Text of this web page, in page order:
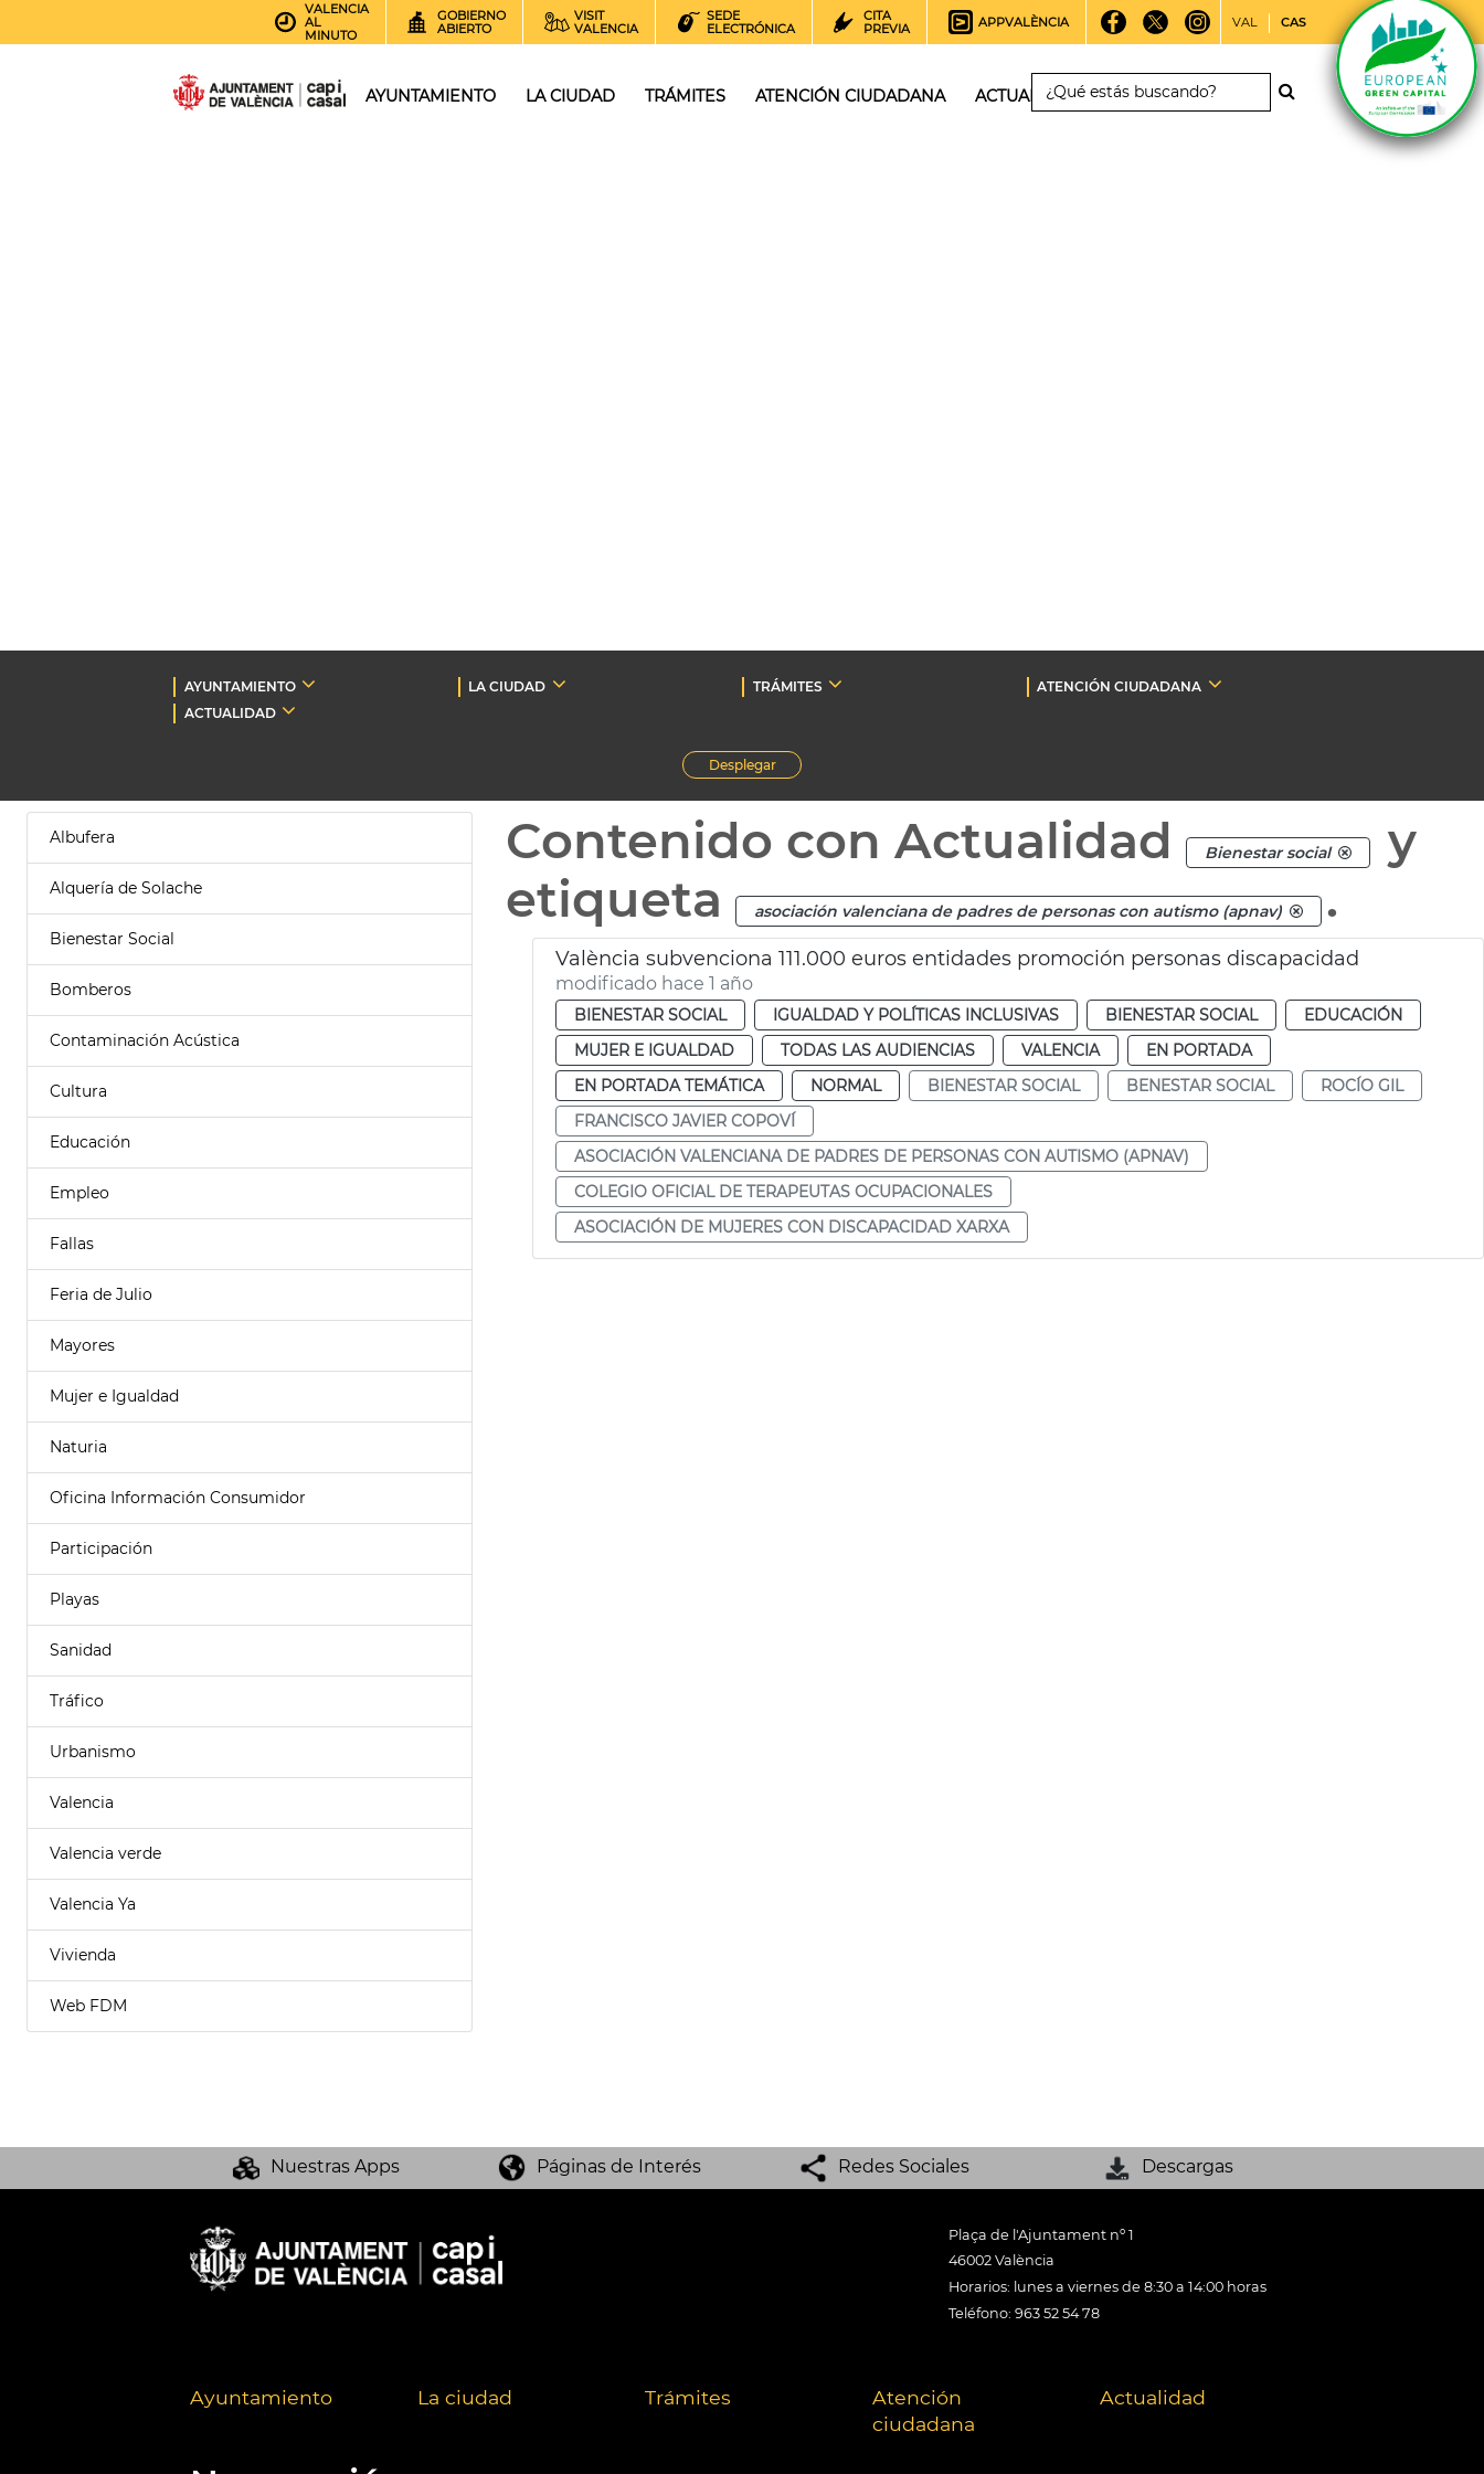
VALENCIA
AL
MINUTO
GOBIERNO
ABIERTO
VISIT
VALENCIA
SEDE
ELECTRÓNICA
CITA
PREVIA
APPVALÈNCIA VAL CAS
AYUNTAMIENTO LA CIUDAD TRÁMITES ATENCIÓN CIUDADANA ACTUALIDAD
AYUNTAMIENTO LA CIUDAD TRÁMITES
ATENCIÓN CIUDADANA
ACTUALIDAD
Desplegar
Albufera
Alquería de Solache
Bienestar Social
Bomberos
Contaminación Acústica
Cultura
Educación
Empleo
Fallas
Feria de Julio
Mayores
Mujer e Igualdad
Naturia
Oficina Información Consumidor
Participación
Playas
Sanidad
Tráfico
Urbanismo
Valencia
Valencia verde
Valencia Ya
Vivienda
Web FDM
Contenido con Actualidad Bienestar social
y
etiqueta
asociación valenciana de padres de personas con autismo (apnav) .
València subvenciona 111.000 euros entidades promoción personas discapacidad
modificado hace 1 año
BIENESTAR SOCIAL IGUALDAD Y POLÍTICAS INCLUSIVAS BIENESTAR SOCIAL
EDUCACIÓN
MUJER E IGUALDAD
TODAS LAS AUDIENCIAS VALENCIA
EN PORTADA
EN PORTADA TEMÁTICA
NORMAL BIENESTAR SOCIAL BENESTAR SOCIAL
ROCÍO GIL
FRANCISCO JAVIER COPOVÍ
ASOCIACIÓN VALENCIANA DE PADRES DE PERSONAS CON AUTISMO (APNAV)
COLEGIO OFICIAL DE TERAPEUTAS OCUPACIONALES
ASOCIACIÓN DE MUJERES CON DISCAPACIDAD XARXA
Nuestras Apps Páginas de Interés Redes Sociales Descargas
Plaça de l'Ajuntament nº 1
46002 València
Horarios: lunes a viernes de 8:30 a 14:00 horas
Teléfono: 963 52 54 78
Ayuntamiento La ciudad Trámites
Atención
ciudadana
Actualidad